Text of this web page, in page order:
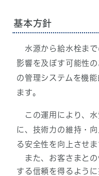
基本方針
水源から給水栓まで
影響を及ぼす可能性
の管理システムを機
ます。
この運用により、水
に、技術力の維持・
る安全性を向上させま
また、お客さまとの
する信頼を得るように